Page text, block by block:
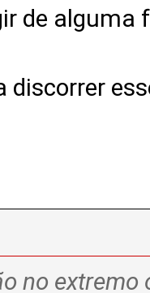
de alguma
discorrer
no